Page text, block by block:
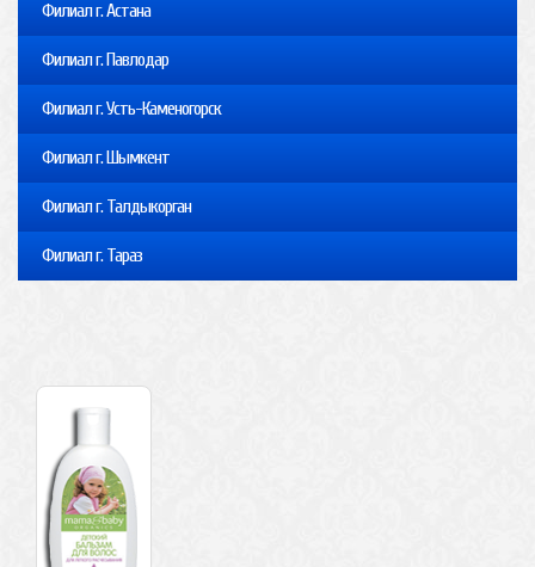
Филиал г. Астана
Филиал г. Павлодар
Филиал г. Усть-Каменогорск
Филиал г. Шымкент
Филиал г. Талдыкорган
Филиал г. Тараз